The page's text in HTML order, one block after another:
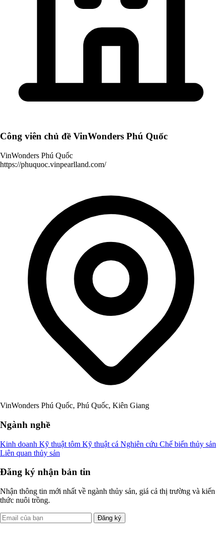
Công viên chủ đề VinWonders Phú Quốc
VinWonders Phú Quốc
https://phuquoc.vinpearlland.com/
VinWonders Phú Quốc, Phú Quốc, Kiên Giang
Ngành nghề
Kinh doanh Kỹ thuật tôm Kỹ thuật cá Nghiên cứu Chế biến thủy sản
Liên quan thủy sản
Đăng ký nhận bản tin
Nhận thông tin mới nhất về ngành thủy sản, giá cả thị trường và kiến
thức nuôi trồng.
Đăng ký